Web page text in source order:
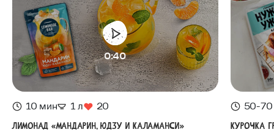
0:40
10 мин 1 л 20
Лимонад «Мандарин, юдзу и каламанси»
50-
Курочка